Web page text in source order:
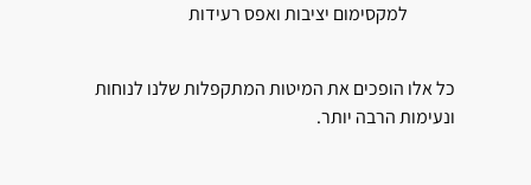
למקסימום יציבות ואפס רעידות
כל אלו הופכים את המיטות המתקפלות שלנו לנוחות
ונעימות הרבה יותר.